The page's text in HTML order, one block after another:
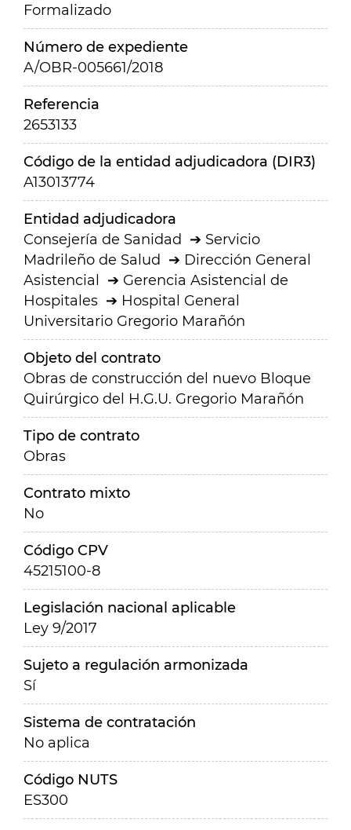
Formalizado
Número de expediente
A/OBR-005661/2018
Referencia
2653133
Código de la entidad adjudicadora (DIR3)
A13013774
Entidad adjudicadora
Consejería de Sanidad
Servicio
Madrileño de Salud
Dirección General
Asistencial
Gerencia Asistencial de
Hospitales
Hospital General
Universitario Gregorio Marañón
Objeto del contrato
Obras de construcción del nuevo Bloque
Quirúrgico del H.G.U. Gregorio Marañón
Tipo de contrato
Obras
Contrato mixto
No
Código CPV
45215100-8
Legislación nacional aplicable
Ley 9/2017
Sujeto a regulación armonizada
Sí
Sistema de contratación
No aplica
Código NUTS
ES300